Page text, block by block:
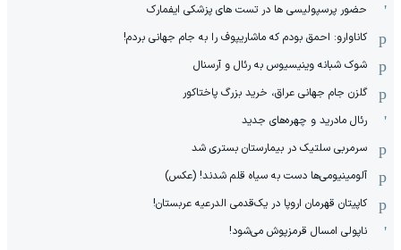
حضور پرسپولیسی ها در تست های پزشکی ایفمارک
کاناوارو: احمق بودم که ماشاریپوف را به جام جهانی بردم!
شوک شبانه وینیسیوس به رئال و آرسنال
گلزن جام جهانی عراق، خرید بزرگ پاختاکور
رئال مادرید و چهره‌های جدید
سرمربی سلتیک در بیمارستان بستری شد
آلومینیومی‌ها دست به سیاه قلم شدند! (عکس)
کاپیتان قهرمان اروپا در یک‌قدمی الدرعیه عربستان!
ناپولی امسال قرمزپوش می‌شود!